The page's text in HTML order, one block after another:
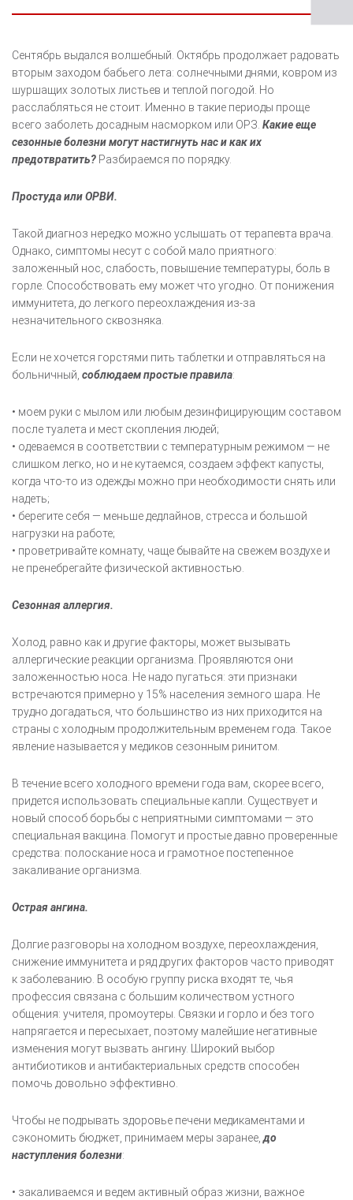
Сентябрь выдался волшебный. Октябрь продолжает радовать
вторым заходом бабьего лета: солнечными днями, ковром из
шуршащих золотых листьев и теплой погодой. Но
расслабляться не стоит. Именно в такие периоды проще
всего заболеть досадным насморком или ОРЗ. Какие еще
сезонные болезни могут настигнуть нас и как их
предотвратить? Разбираемся по порядку.
Простуда или ОРВИ.
Такой диагноз нередко можно услышать от терапевта врача.
Однако, симптомы несут с собой мало приятного:
заложенный нос, слабость, повышение температуры, боль в
горле. Способствовать ему может что угодно. От понижения
иммунитета, до легкого переохлаждения из-за
незначительного сквозняка.
Если не хочется горстями пить таблетки и отправляться на
больничный, соблюдаем простые правила:
• моем руки с мылом или любым дезинфицирующим составом
после туалета и мест скопления людей;
• одеваемся в соответствии с температурным режимом — не
слишком легко, но и не кутаемся, создаем эффект капусты,
когда что-то из одежды можно при необходимости снять или
надеть;
• берегите себя — меньше дедлайнов, стресса и большой
нагрузки на работе;
• проветривайте комнату, чаще бывайте на свежем воздухе и
не пренебрегайте физической активностью.
Сезонная аллергия.
Холод, равно как и другие факторы, может вызывать
аллергические реакции организма. Проявляются они
заложенностью носа. Не надо пугаться: эти признаки
встречаются примерно у 15% населения земного шара. Не
трудно догадаться, что большинство из них приходится на
страны с холодным продолжительным временем года. Такое
явление называется у медиков сезонным ринитом.
В течение всего холодного времени года вам, скорее всего,
придется использовать специальные капли. Существует и
новый способ борьбы с неприятными симптомами — это
специальная вакцина. Помогут и простые давно проверенные
средства: полоскание носа и грамотное постепенное
закаливание организма.
Острая ангина.
Долгие разговоры на холодном воздухе, переохлаждения,
снижение иммунитета и ряд других факторов часто приводят
к заболеванию. В особую группу риска входят те, чья
профессия связана с большим количеством устного
общения: учителя, промоутеры. Связки и горло и без того
напрягается и пересыхает, поэтому малейшие негативные
изменения могут вызвать ангину. Широкий выбор
антибиотиков и антибактериальных средств способен
помочь довольно эффективно.
Чтобы не подрывать здоровье печени медикаментами и
сэкономить бюджет, принимаем меры заранее,до
наступления болезни:
• закаливаемся и ведем активный образ жизни, важное